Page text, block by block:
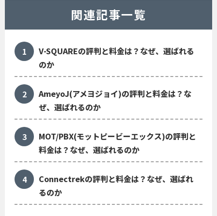
関連記事一覧
V-SQUAREの評判と料金は？なぜ、選ばれる
のか
AmeyoJ(アメヨジョイ)の評判と料金は？な
ぜ、選ばれるのか
MOT/PBX(モットピービーエックス)の評判と
料金は？なぜ、選ばれるのか
Connectrekの評判と料金は？なぜ、選ばれ
るのか